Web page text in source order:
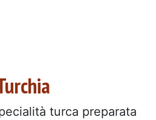
turca preparata